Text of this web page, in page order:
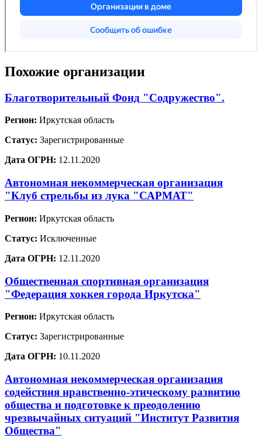
Похожие организации
Благотворительный Фонд "Содружество".
Регион: Иркутская область
Статус: Зарегистрированные
Дата ОГРН: 12.11.2020
Автономная некоммерческая организация
"Клуб стрельбы из лука "САРМАТ"
Регион: Иркутская область
Статус: Исключенные
Дата ОГРН: 12.11.2020
Общественная спортивная организация
"Федерация хоккея города Иркутска"
Регион: Иркутская область
Статус: Зарегистрированные
Дата ОГРН: 10.11.2020
Автономная некоммерческая организация
содействия нравственно-этическому развитию
общества и подготовке к преодолению
чрезвычайных ситуаций "Институт Развития
Общества"